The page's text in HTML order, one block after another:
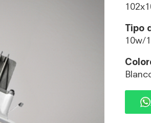
Tipo
10w/